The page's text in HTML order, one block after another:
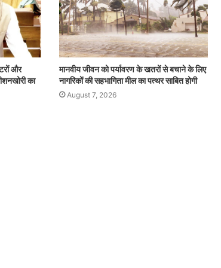
और
का
मानवीय जीवन को पर्यावरण के खतरों से बचाने के लिए
नागरिकों की सहभागिता मील का पत्थर साबित होगी
August 7, 2026
में
क्रांति,
भारत
ने
रचा
इतिहासAugust 7, 2026
हृदय उपचार में नई क्रांति, भारत ने रचा इतिहास